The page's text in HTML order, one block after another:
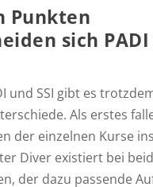
Punkten
sich
und SSI gibt es
Als erstes
der einzelnen Kurse
Diver existiert bei
der dazu passende